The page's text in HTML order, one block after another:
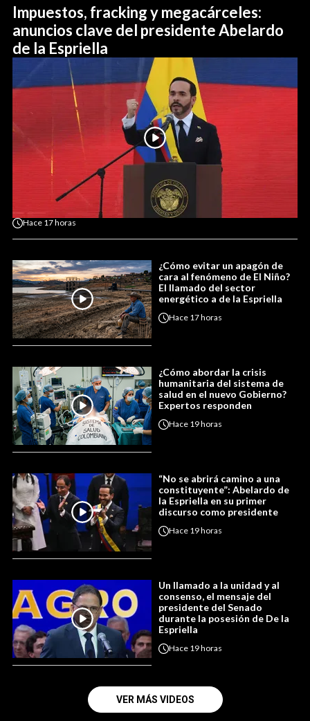
Impuestos, fracking y megacárceles:
anuncios clave del presidente Abelardo
de la Espriella
Hace 17 horas
¿Cómo evitar un apagón de
cara al fenómeno de El Niño?
El llamado del sector
energético a de la Espriella
Hace 17 horas
¿Cómo abordar la crisis
humanitaria del sistema de
salud en el nuevo Gobierno?
Expertos responden
Hace 19 horas
“No se abrirá camino a una
constituyente”: Abelardo de
la Espriella en su primer
discurso como presidente
Hace 19 horas
Un llamado a la unidad y al
consenso, el mensaje del
presidente del Senado
durante la posesión de De la
Espriella
Hace 19 horas
VER MÁS VIDEOS